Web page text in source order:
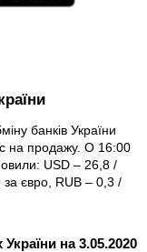
банків України
на продажу. О 16:00
USD – 26,8 /
євро, RUB – 0,3 /
на 3.05.2020